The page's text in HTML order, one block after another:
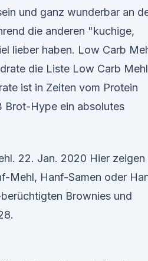
und ganz wunderbar an
die anderen "kuchige,
lieber haben. Low Carb
die Liste Low Carb
ist in Zeiten vom Protein
Brot-Hype ein absolutes
22. Jan. 2020 Hier zeigen
Mehl, Hanf-Samen oder
Brownies und